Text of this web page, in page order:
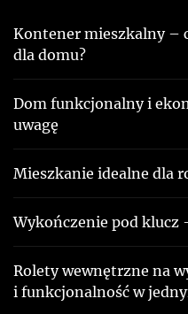
Kontener mieszkalny –
dla domu?
Dom funkcjonalny i
uwagę
Mieszkanie idealne dla
Wykończenie pod klucz
Rolety wewnętrzne na
i funkcjonalność w